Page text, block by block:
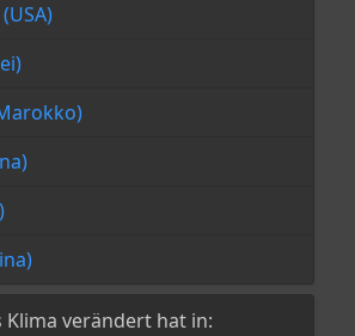
Klima verändert hat in: